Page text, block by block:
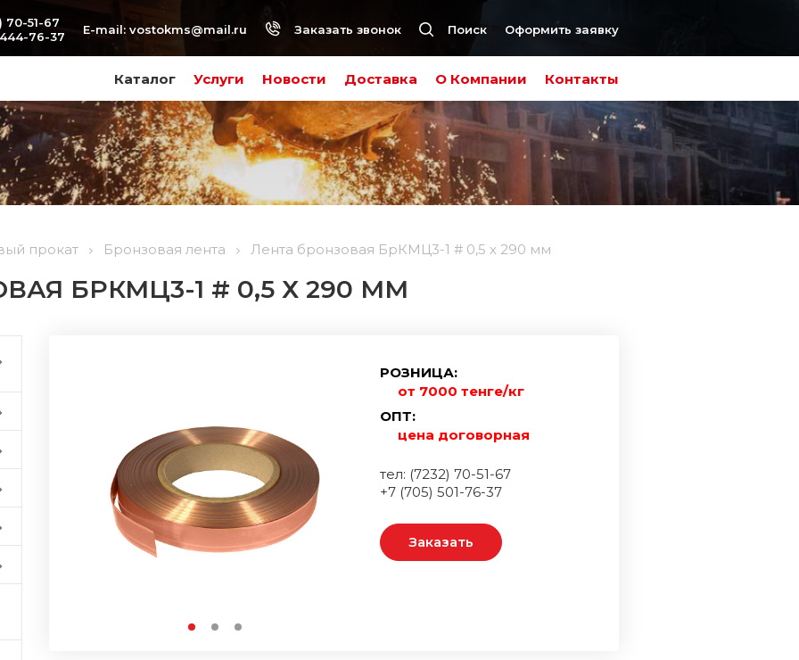
Каталог Услуги Новости Доставка О Компании Контакты
70-51-67
76-37
E-mail: vostokms@mail.ru Заказать звонок Поиск Оформить заявку
прокат Бронзовая лента Лента бронзовая БрКМЦ3-1 # 0,5 х 290 мм
БРКМЦ3-1 # 0,5 Х 290 ММ
РОЗНИЦА:
от 7000 тенге/кг
ОПТ:
цена договорная
тел: (7232) 70-51-67
+7 (705) 501-76-37
Заказать